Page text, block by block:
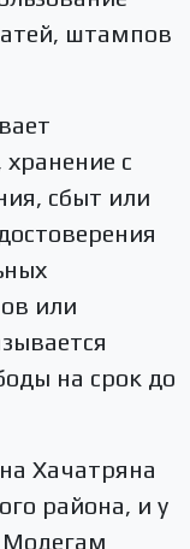
штампов
с
сбыт или
или
на срок до
Хачатряна
района, и у
Модегам